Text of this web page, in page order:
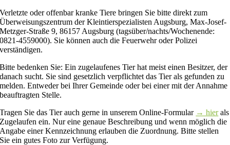
Verletzte oder offenbar kranke Tiere bringen Sie bitte direkt zum
Überweisungszentrum der Kleintierspezialisten Augsburg, Max-Josef-
Metzger-Straße 9, 86157 Augsburg (tagsüber/nachts/Wochenende:
0821-4559000). Sie können auch die Feuerwehr oder Polizei
verständigen.
Bitte bedenken Sie: Ein zugelaufenes Tier hat meist einen Besitzer, der
danach sucht. Sie sind gesetzlich verpflichtet das Tier als gefunden zu
melden. Entweder bei Ihrer Gemeinde oder bei einer mit der Annahme
beauftragten Stelle.
Tragen Sie das Tier auch gerne in unserem Online-Formular → hierals
Zugelaufen ein. Nur eine genaue Beschreibung und wenn möglich die
Angabe einer Kennzeichnung erlauben die Zuordnung. Bitte stellen
Sie ein gutes Foto zur Verfügung.